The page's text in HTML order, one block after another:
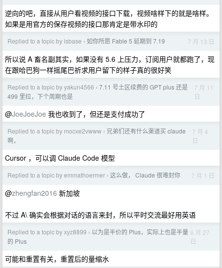
逆向的吧，直接从用户看视频的接口下载，视频啥样下的就是啥样。
如果是用官方的保存视频的接口那肯定是带水印的
Replied to a topic by isbase › 如你所愿 Fable 5 延期到 7.19 7 月 13 日
所以说 A 畜名副其实，如果没有 5.6 上压力，订阅用户就都跑了，现
在跟哈巴狗一样摇尾巴祈求用户留下的样子真的很好笑
Replied to a topic by yakun4566 › 7.11 号土区续费的 GPT plus 还是
499 里拉，下个周期也是
7 月 11
日
@JoeJoeJoe 我也收到了，但还是支付成功了
Replied to a topic by mocxe2vwww › 兄弟们还有什么渠道买 claude
啊，
7 月 4
日
Cursor ，可以调 Claude Code 模型
Replied to a topic by emmathoermer › 这么做， Claude 很难封你 7 月 1 日
@zhengfan2016 新加坡
不过 A\ 确实会根据对话的语言来封，所以平时交流最好用英语
Replied to a topic by xyz8899 › 以为是半价的 Plus，实际上也是半量
的 Plus
6 月 27
日
可能和重置有关，重置后的量缩水